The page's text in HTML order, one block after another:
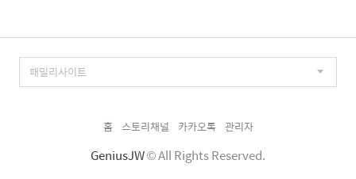
홈 스토리채널 카카오톡 관리자
GeniusJW© All Rights Reserved.